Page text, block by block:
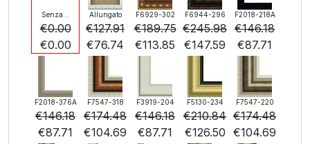
Senza...
€0.00
€0.00
Allungato
€127.91
€76.74
F6929-302
€189.75
€113.85
F6944-296
€245.98
€147.59
F2018-218A
€146.18
€87.71
F2018-376A
€146.18
€87.71
F7547-318
€174.48
€104.69
F3919-204
€146.18
€87.71
F5130-234
€210.84
€126.50
F7547-220
€174.48
€104.69